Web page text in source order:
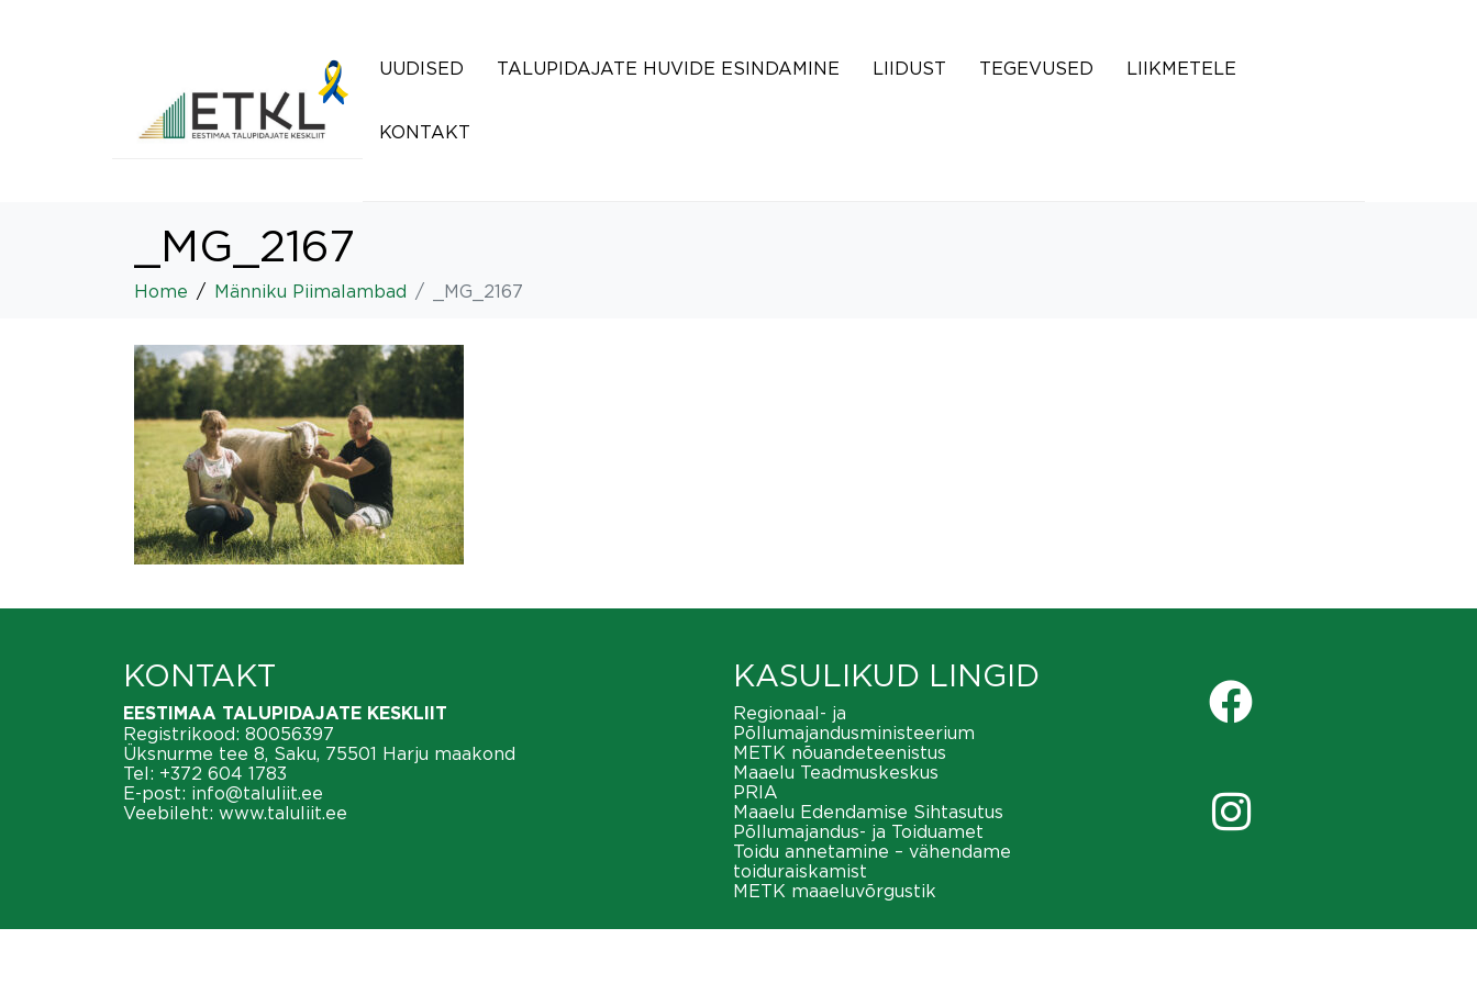
UUDISED TALUPIDAJATE HUVIDE ESINDAMINE LIIDUST TEGEVUSED LIIKMETELE
KONTAKT
_MG_2167
Home Männiku Piimalambad _MG_2167
KONTAKT
EESTIMAA TALUPIDAJATE KESKLIIT
Registrikood: 80056397
Üksnurme tee 8, Saku, 75501 Harju maakond
Tel: +372 604 1783
E-post: info@taluliit.ee
Veebileht: www.taluliit.ee
KASULIKUD LINGID
Regionaal- ja
Põllumajandusministeerium
METK nõuandeteenistus
Maaelu Teadmuskeskus
PRIA
Maaelu Edendamise Sihtasutus
Põllumajandus- ja Toiduamet
Toidu annetamine – vähendame
toiduraiskamist
METK maaeluvõrgustik